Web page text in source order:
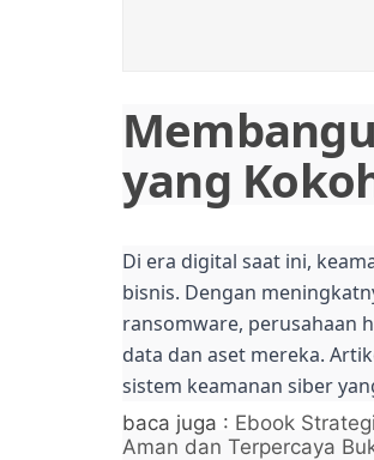
yang
Di era digital saat ini,
bisnis. Dengan
ransomware, perusahaan
data dan aset mereka.
sistem keamanan siber
baca juga : Ebook
Aman dan Terpercaya